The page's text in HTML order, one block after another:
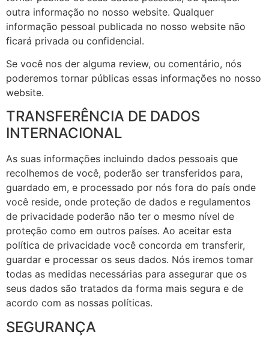
outra informação no nosso website. Qualquer
informação pessoal publicada no nosso website não
ficará privada ou confidencial.
Se você nos der alguma review, ou comentário, nós
poderemos tornar públicas essas informações no nosso
website.
TRANSFERÊNCIA DE DADOS
INTERNACIONAL
As suas informações incluindo dados pessoais que
recolhemos de você, poderão ser transferidos para,
guardado em, e processado por nós fora do país onde
você reside, onde proteção de dados e regulamentos
de privacidade poderão não ter o mesmo nível de
proteção como em outros países. Ao aceitar esta
política de privacidade você concorda em transferir,
guardar e processar os seus dados. Nós iremos tomar
todas as medidas necessárias para assegurar que os
seus dados são tratados da forma mais segura e de
acordo com as nossas políticas.
SEGURANÇA